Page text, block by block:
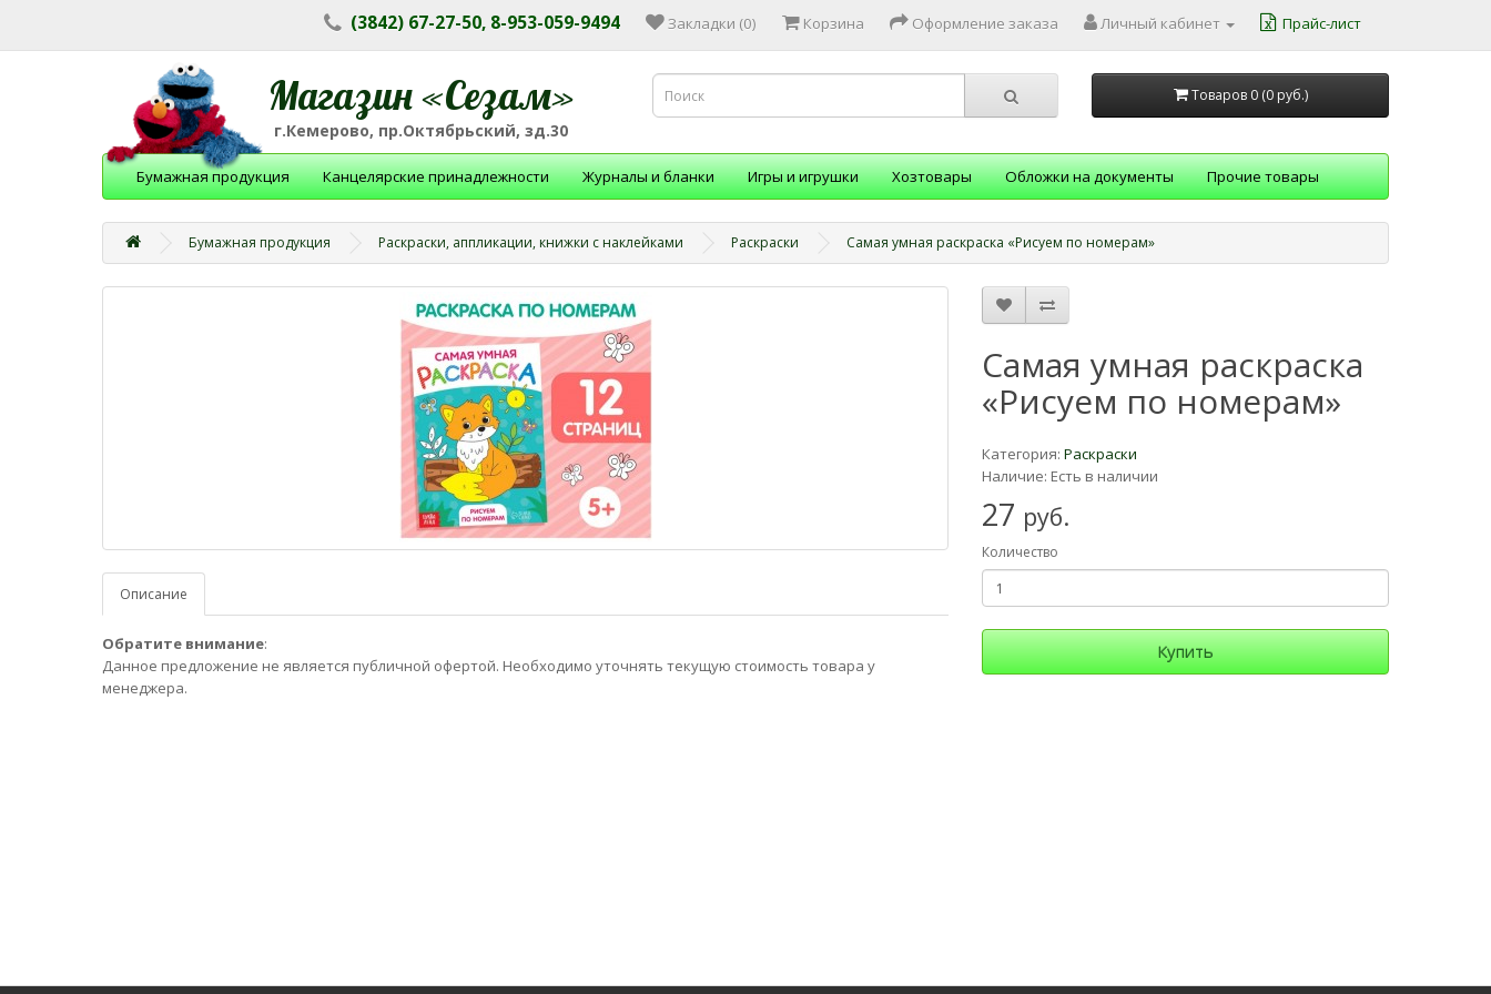
(3842) 67-27-50, 8-953-059-9494 Закладки (0) Корзина Оформление заказа Личный кабинет Прайс-лист
Магазин «Сезам»
г.Кемерово, пр.Октябрьский, зд.30
Товаров 0 (0 руб.)
Бумажная продукция Канцелярские принадлежности Журналы и бланки Игры и игрушки Хозтовары Обложки на документы Прочие товары
Бумажная продукция Раскраски, аппликации, книжки с наклейками Раскраски Самая умная раскраска «Рисуем по номерам»
Описание
Обратите внимание:
Данное предложение не является публичной офертой. Необходимо уточнять текущую стоимость товара у
менеджера.
Самая умная раскраска
«Рисуем по номерам»
Категория:Раскраски
Наличие: Есть в наличии
27 руб.
Количество
Купить